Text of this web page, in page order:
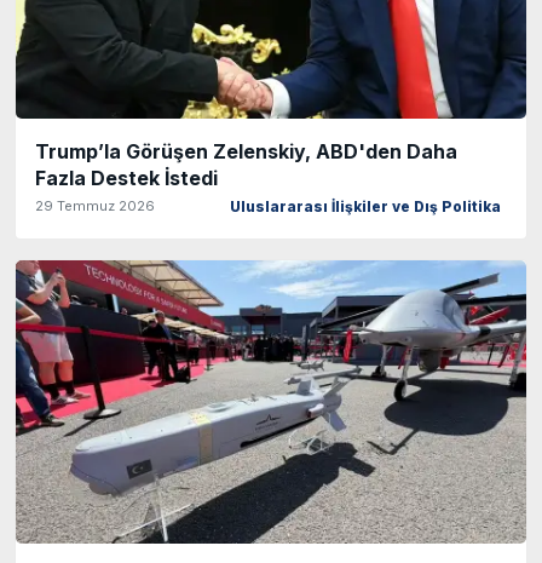
Trump’la Görüşen Zelenskiy, ABD'den Daha
Fazla Destek İstedi
29 Temmuz 2026 Uluslararası İlişkiler ve Dış Politika